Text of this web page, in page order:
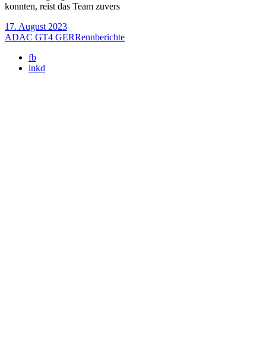
konnten, reist das Team zuvers
17. August 2023
ADAC GT4 GERRennberichte
fb
lnkd